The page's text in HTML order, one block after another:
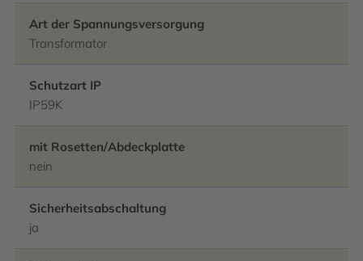
Art der Spannungsversorgung
Transformator
Schutzart IP
IP59K
mit Rosetten/Abdeckplatte
nein
Sicherheitsabschaltung
ja